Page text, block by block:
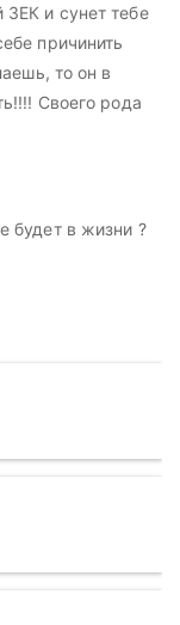
и сунет тебе
причинить
то он в
Своего рода
будет в жизни ?